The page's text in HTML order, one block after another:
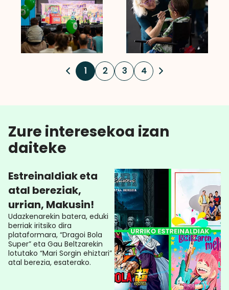
1 2 3 4
Zure interesekoa izan
daiteke
Estreinaldiak eta
atal bereziak,
urrian, Makusin!
Udazkenarekin batera, eduki
berriak iritsiko dira
plataformara, “Dragoi Bola
Super” eta Gau Beltzarekin
lotutako “Mari Sorgin ehiztari”
atal berezia, esaterako.